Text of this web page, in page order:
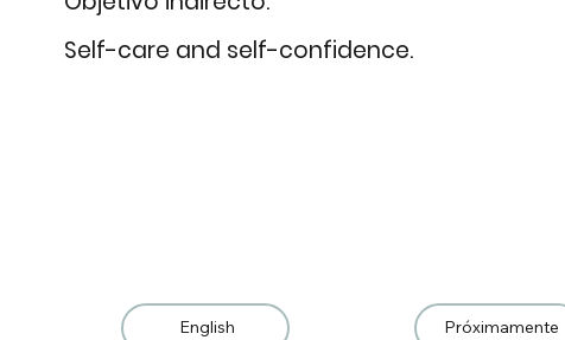
Self-care and self-confidence.
English Próximamente